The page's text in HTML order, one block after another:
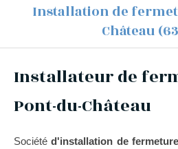
Installation de
Château
Installateur de
Pont-du-Château
Société d'installation de